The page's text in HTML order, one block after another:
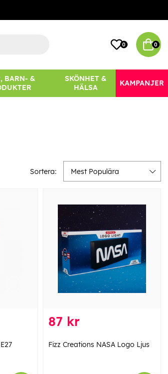
0 0
BARN- &
SKÖNHET &
HÄLSA
KAMPANJER
Sortera: Mest Populära
87 kr
Fizz Creations NASA Logo Ljus